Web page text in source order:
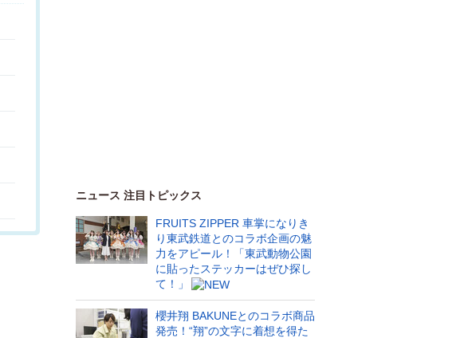
ニュース 注目トピックス
FRUITS ZIPPER 車掌になりき
り東武鉄道とのコラボ企画の魅
力をアピール！「東武動物公園
に貼ったステッカーはぜひ探し
て！」
櫻井翔 BAKUNEとのコラボ商品
発売！“翔”の文字に着想を得た